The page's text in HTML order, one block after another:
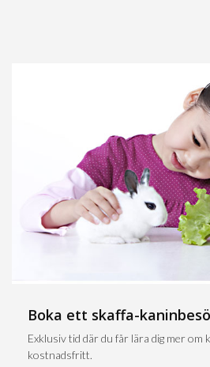
Boka ett skaffa-
Exklusiv tid där du får lära dig mer om
kostnadsfritt.